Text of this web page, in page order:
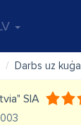
Darbs uz kuģa
SIA